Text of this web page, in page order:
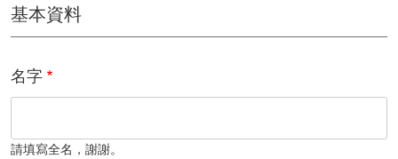
基本資料
名字
請填寫全名，謝謝。